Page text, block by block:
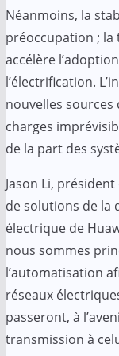
Néanmoins, la
préoccupation ;
accélère
l’électrification.
nouvelles sources
charges
de la part des
Jason Li,
de solutions de la
électrique de
nous sommes
l’automatisation
réseaux
passeront, à
transmission à